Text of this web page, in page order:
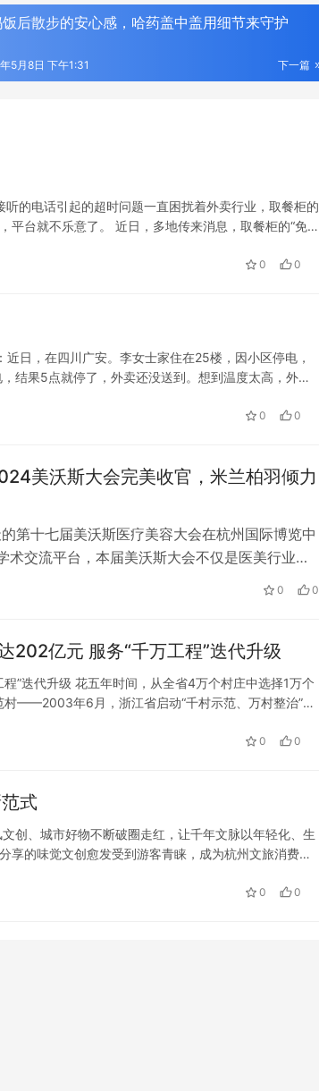
后散步的安心感，哈药盖中盖用细节来守护
下一篇
5月8日 下午1:31
的电话引起的超时问题一直困扰着外卖行业，取餐柜的
平台就不乐意了。 近日，多地传来消息，取餐柜的“免
0 0
日，在四川广安。李女士家住在25楼，因小区停电，
结果5点就停了，外卖还没送到。想到温度太高，外卖
0 0
美沃斯大会完美收官，米兰柏羽倾力
第十七届美沃斯医疗美容大会在杭州国际博览中
术交流平台，本届美沃斯大会不仅是医美行业的
深度探讨行业未来的远眺之窗。 5月9日，即美沃
0 0
202亿元 服务“千万工程”迭代升级
”迭代升级 花五年时间，从全省4万个村庄中选择1万个
——2003年6月，浙江省启动“千村示范、万村整治”工
0 0
式
创、城市好物不断破圈走红，让千年文脉以年轻化、生
享的味觉文创愈发受到游客青睐，成为杭州文旅消费的
0 0